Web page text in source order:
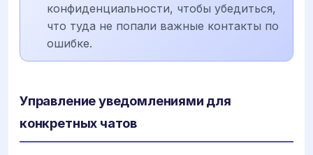
конфиденциальности, чтобы убедиться,
что туда не попали важные контакты по
ошибке.
Управление уведомлениями для
конкретных чатов